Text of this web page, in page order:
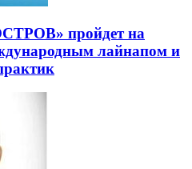
пройдет на
лайнапом и